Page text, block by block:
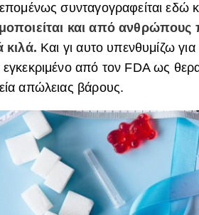
συνταγογραφείται εδώ
και από ανθρώπους
κιλά. Και γι αυτο υπενθυμίζω
από τον FDA ως
απώλειας βάρους.